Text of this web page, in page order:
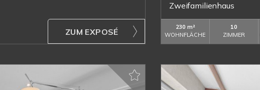
ZUM EXPOSÉ
Zweifamilienhaus
230 m²
WOHNFLÄCHE
10
ZIMMER